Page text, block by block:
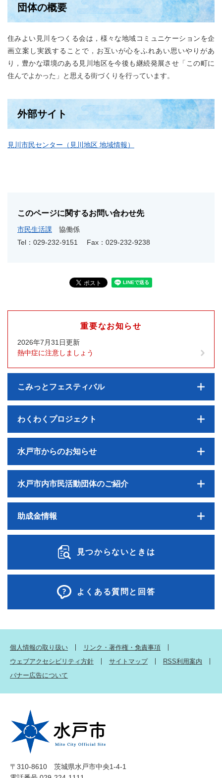
団体の概要
住みよい見川をつくる会は，様々な地域コミュニケーションを企
画立案し実践することで，お互いが心をふれあい思いやりがあ
り，豊かな環境のある見川地区を今後も継続発展させ「この町に
住んでよかった」と思える街づくりを行っています。
外部サイト
見川市民センター（見川地区 地域情報）
このページに関するお問い合わせ先
市民生活課
協働係
Tel：029-232-9151
Fax：029-232-9238
重要なお知らせ
2026年7月31日更新
熱中症に注意しましょう
こみっとフェスティバル
わくわくプロジェクト
水戸市からのお知らせ
水戸市内市民活動団体のご紹介
助成金情報
見つからないときは
よくある質問と回答
個人情報の取り扱い
リンク・著作権・免責事項
ウェブアクセシビリティ方針
サイトマップ
RSS利用案内
バナー広告について
〒310-8610 茨城県水戸市中央1-4-1